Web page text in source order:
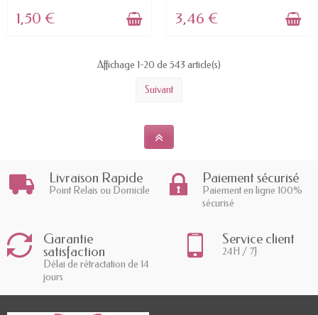
1,50 € 3,46 €
Affichage 1-20 de 543 article(s)
Suivant
Livraison Rapide
Point Relais ou Domicile
Paiement sécurisé
Paiement en ligne 100%
sécurisé
Garantie
satisfaction
Délai de rétractation de 14
jours
Service client
24H / 7J